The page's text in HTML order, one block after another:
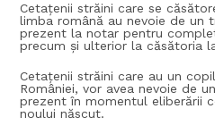
Cetațenii străini care se
limba română au nevoie de un
prezent la notar pentru
precum și ulterior la căsătoria
Cetațenii străini care au un
României, vor avea nevoie de
prezent în momentul eliberării
noului născut.